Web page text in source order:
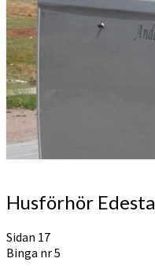
Husförhör
Edestad
1813-
1820
Husförhör
Sidan 17
Binga nr 5